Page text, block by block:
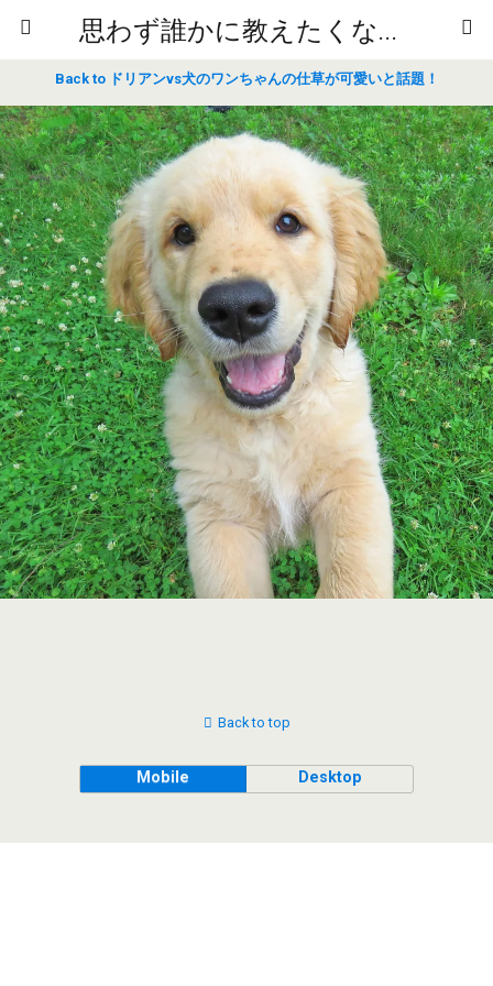
思わず誰かに教えたくなるニュースや雑学
Back to ドリアンvs犬のワンちゃんの仕草が可愛いと話題！
Back to top
Mobile Desktop